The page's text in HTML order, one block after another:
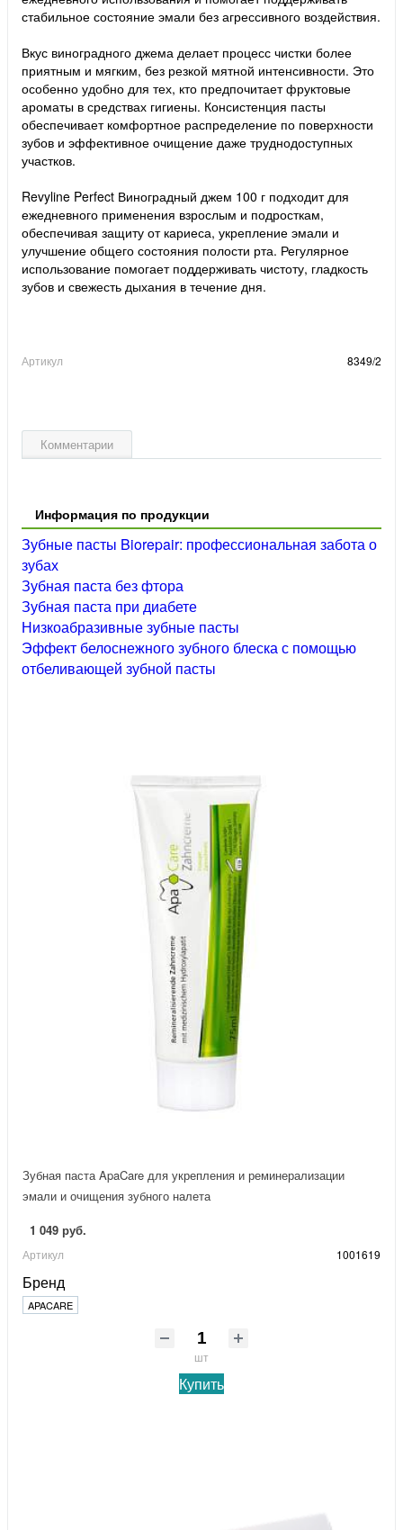
стабильное состояние эмали без агрессивного воздействия.
Вкус виноградного джема делает процесс чистки более
приятным и мягким, без резкой мятной интенсивности. Это
особенно удобно для тех, кто предпочитает фруктовые
ароматы в средствах гигиены. Консистенция пасты
обеспечивает комфортное распределение по поверхности
зубов и эффективное очищение даже труднодоступных
участков.
Revyline Perfect Виноградный джем 100 г подходит для
ежедневного применения взрослым и подросткам,
обеспечивая защиту от кариеса, укрепление эмали и
улучшение общего состояния полости рта. Регулярное
использование помогает поддерживать чистоту, гладкость
зубов и свежесть дыхания в течение дня.
Артикул 8349/2
Комментарии
Информация по продукции
Зубные пасты Biorepair: профессиональная забота о
зубах
Зубная паста без фтора
Зубная паста при диабете
Низкоабразивные зубные пасты
Эффект белоснежного зубного блеска с помощью
отбеливающей зубной пасты
Зубная паста ApaCare для укрепления и реминерализации
эмали и очищения зубного налета
1 049 руб.
Артикул 1001619
Бренд
APACARE
шт
Купить